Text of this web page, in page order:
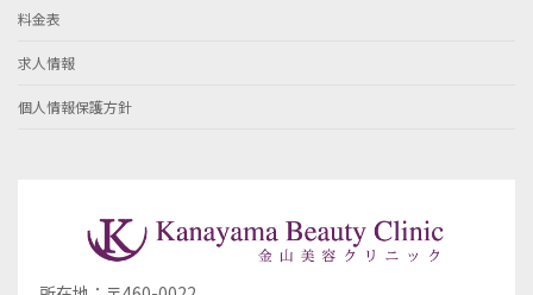
料金表
求人情報
個人情報保護方針